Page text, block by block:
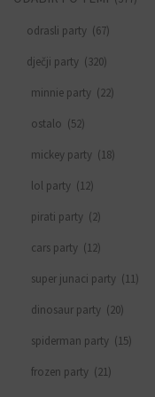
odrasli party (67)
dječji party (320)
minnie party (22)
ostalo (52)
mickey party (18)
lol party (12)
pirati party (2)
cars party (12)
super junaci party (11)
dinosaur party (20)
spiderman party (15)
frozen party (21)